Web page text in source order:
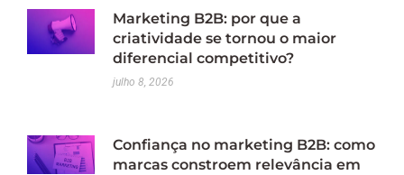
Marketing B2B: por que a
criatividade se tornou o maior
diferencial competitivo?
julho 8, 2026
Confiança no marketing B2B: como
marcas constroem relevância em